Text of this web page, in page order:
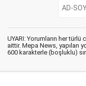
UYARI: Yorumların her
aittir. Mepa News, yapılan
600 karakterle (boşluklu)